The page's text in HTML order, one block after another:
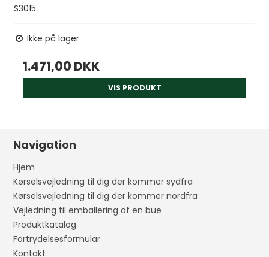
S3015
Ikke på lager
1.471,00 DKK
VIS PRODUKT
Navigation
Hjem
Kørselsvejledning til dig der kommer sydfra
Kørselsvejledning til dig der kommer nordfra
Vejledning til emballering af en bue
Produktkatalog
Fortrydelsesformular
Kontakt